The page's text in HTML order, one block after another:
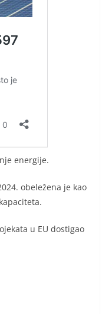
energije.
obeležena je kao
u EU dostigao